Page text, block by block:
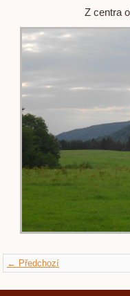
Z centra
← Předchozí